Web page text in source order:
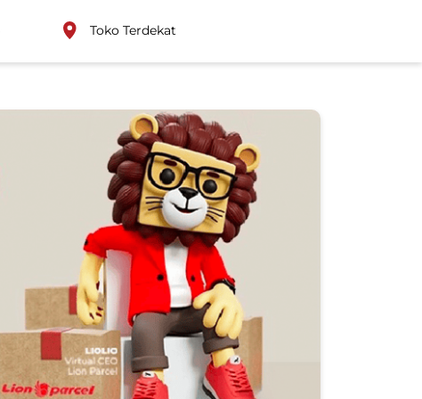
Toko Terdekat